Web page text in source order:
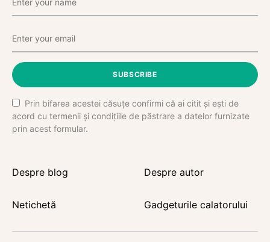
SUBSCRIBE
Prin bifarea acestei căsuțe confirmi că ai citit și ești de
acord cu termenii și condițiile de păstrare a datelor furnizate
prin acest formular.
Despre blog Despre autor
Netichetă Gadgeturile calatorului